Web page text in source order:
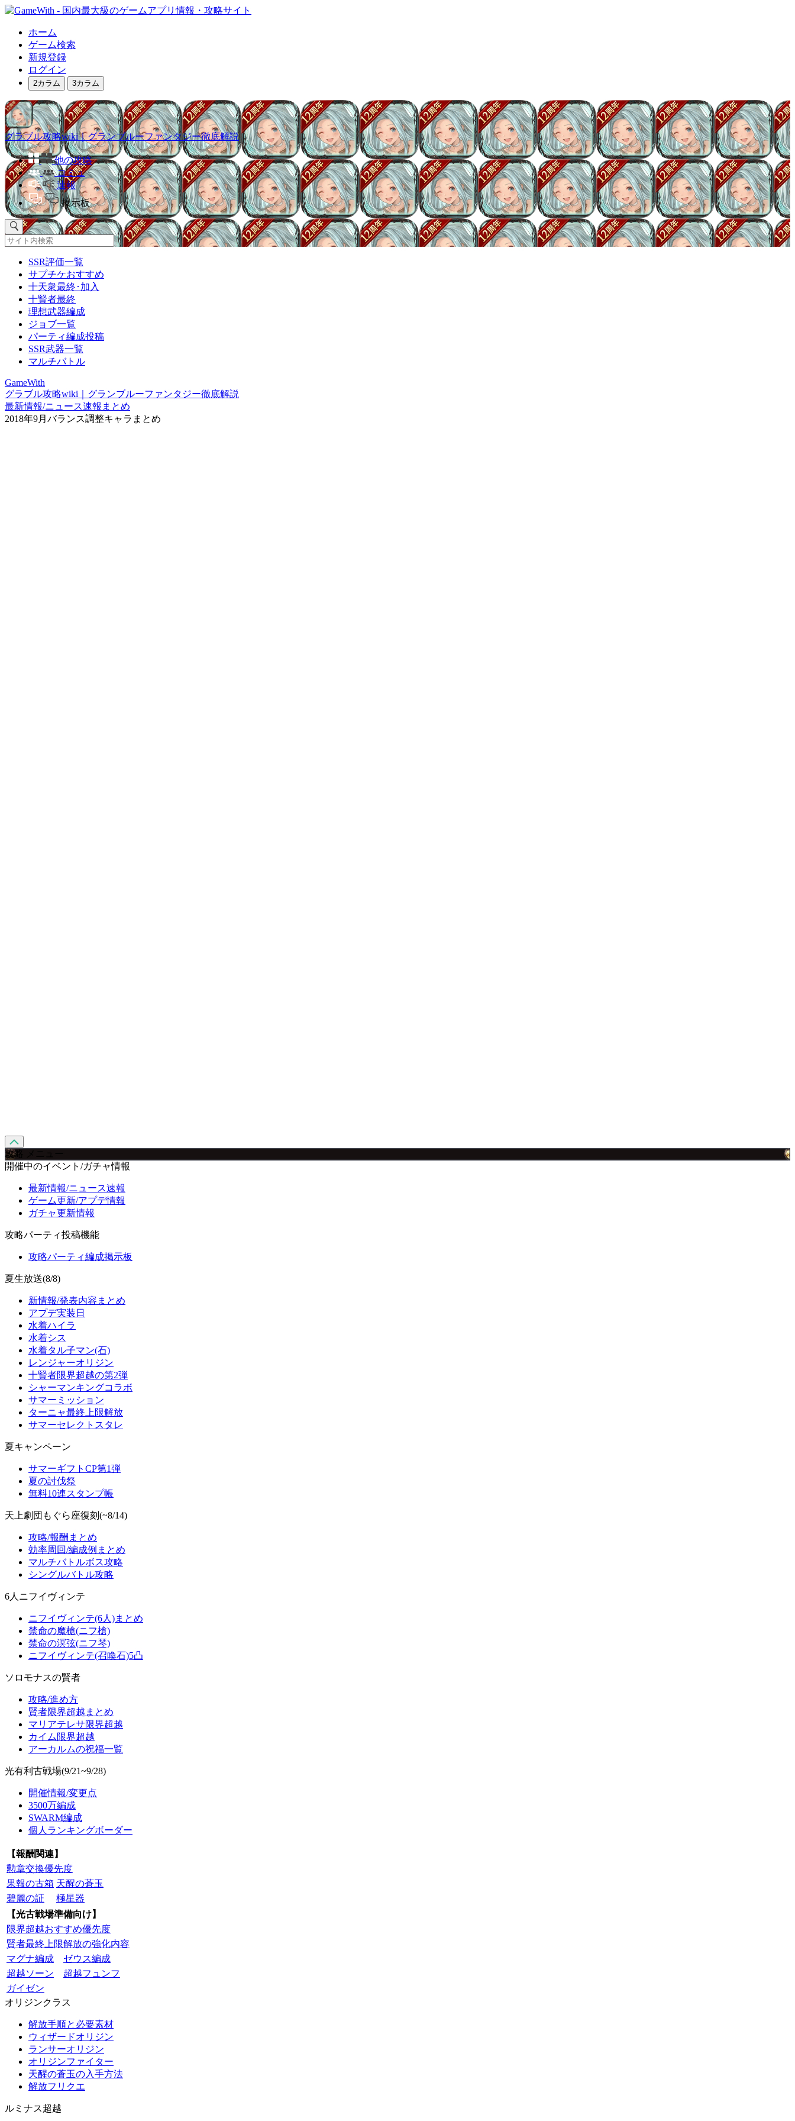
ホーム
ゲーム検索
新規登録
ログイン
2カラム 3カラム
グラブル攻略wiki｜グランブルーファンタジー徹底解説
他の攻略
コミュ
速報
掲示板
SSR評価一覧
サプチケおすすめ
十天衆最終･加入
十賢者最終
理想武器編成
ジョブ一覧
パーティ編成投稿
SSR武器一覧
マルチバトル
GameWith
グラブル攻略wiki｜グランブルーファンタジー徹底解説
最新情報/ニュース速報まとめ
2018年9月バランス調整キャラまとめ
攻略 メニュー
開催中のイベント/ガチャ情報
最新情報/ニュース速報
ゲーム更新/アプデ情報
ガチャ更新情報
攻略パーティ投稿機能
攻略パーティ編成掲示板
夏生放送(8/8)
新情報/発表内容まとめ
アプデ実装日
水着ハイラ
水着シス
水着タル子マン(石)
レンジャーオリジン
十賢者限界超越の第2弾
シャーマンキングコラボ
サマーミッション
ターニャ最終上限解放
サマーセレクトスタレ
夏キャンペーン
サマーギフトCP第1弾
夏の討伐祭
無料10連スタンプ帳
天上劇団もぐら座復刻(~8/14)
攻略/報酬まとめ
効率周回/編成例まとめ
マルチバトルボス攻略
シングルバトル攻略
6人ニフイヴィンテ
ニフイヴィンテ(6人)まとめ
禁命の魔槍(ニフ槍)
禁命の溟弦(ニフ琴)
ニフイヴィンテ(召喚石)5凸
ソロモナスの賢者
攻略/進め方
賢者限界超越まとめ
マリアテレサ限界超越
カイム限界超越
アーカルムの祝福一覧
光有利古戦場(9/21~9/28)
開催情報/変更点
3500万編成
SWARM編成
個人ランキングボーダー
【報酬関連】
勲章交換優先度
果報の古箱 天醒の蒼玉
碧麗の証
極星器
【光古戦場準備向け】
限界超越おすすめ優先度
賢者最終上限解放の強化内容
マグナ編成
ゼウス編成
超越ソーン
超越フュンフ
ガイゼン
オリジンクラス
解放手順と必要素材
ウィザードオリジン
ランサーオリジン
オリジンファイター
天醒の蒼玉の入手方法
解放フリクエ
ルミナス超越